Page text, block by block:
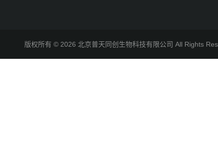
版权所有 © 2026 北京普天同创生物科技有限公司 All Rights